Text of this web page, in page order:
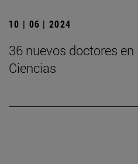
10 | 06 | 2024
36 nuevos doctores
Ciencias